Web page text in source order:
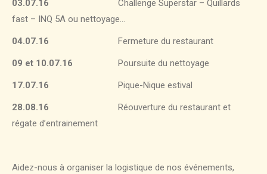
03.07.16 Challenge Superstar – Quillards
fast – INQ 5A ou nettoyage…
04.07.16 Fermeture du restaurant
09 et 10.07.16 Poursuite du nettoyage
17.07.16 Pique-Nique estival
28.08.16 Réouverture du restaurant et
régate d’entrainement
Aidez-nous à organiser la logistique de nos événements,